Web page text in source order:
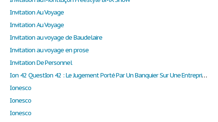
Invitation Au Voyage
Invitation Au Voyage
Invitation au voyage de Baudelaire
Invitation au voyage en prose
Invitation De Personnel
Ion 42 QuestIon 42 : Le Jugement Porté Par Un Banquier Sur Une EntrepriSe Peut-Il Se Fonder Exclusivement Sur Des Éléments Financiers ? Justifier Votre réponSe.
Ionesco
Ionesco
Ionesco